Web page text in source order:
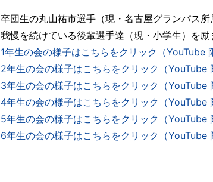
卒団生の丸山祐市選手（現・名古屋グランパス
我慢を続けている後輩選手達（現・小学生）を
1年生の会の様子はこちらをクリック（YouTube
2年生の会の様子はこちらをクリック（YouTube
3年生の会の様子はこちらをクリック（YouTube
4年生の会の様子はこちらをクリック（YouTube
5年生の会の様子はこちらをクリック（YouTube
6年生の会の様子はこちらをクリック（YouTube